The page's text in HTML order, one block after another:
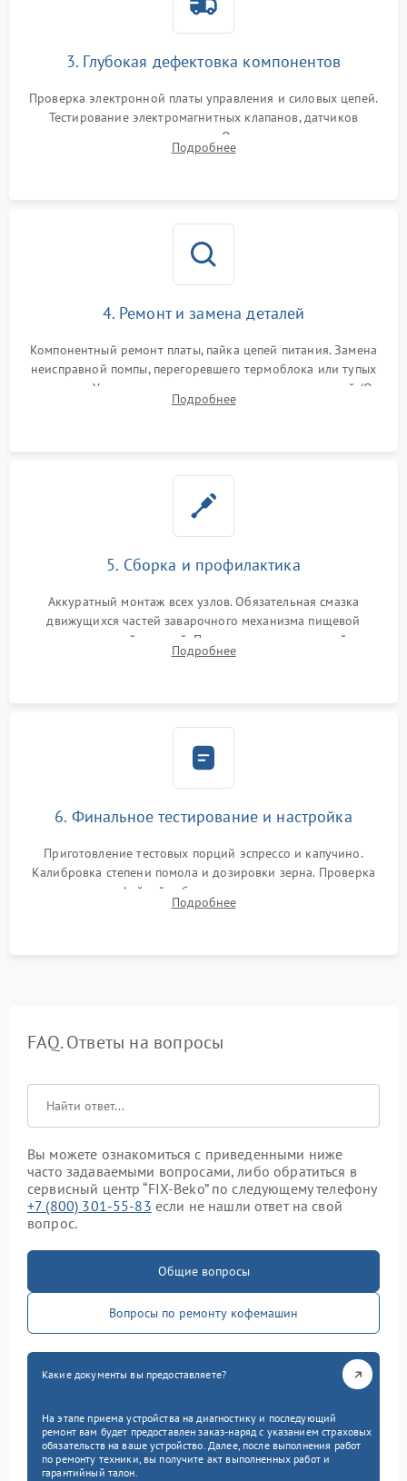
3. Глубокая дефектовка компонентов
Проверка электронной платы управления и силовых цепей.
Тестирование электромагнитных клапанов, датчиков
температуры и расходомера. Оценка степени износа
жерновов кофемолки, уплотнительных колец гидросистемы
Подробнее
4. Ремонт и замена деталей
Компонентный ремонт платы, пайка цепей питания. Замена
неисправной помпы, перегоревшего термоблока или тупых
жерновов. Установка новых силиконовых уплотнителей (O-
ring) и тефлоновых трубок для надежного устранения
Подробнее
5. Сборка и профилактика
Аккуратный монтаж всех узлов. Обязательная смазка
движущихся частей заварочного механизма пищевой
силиконовой смазкой. Проведение программной
декальцинации и очистки системы от кофейных масел.
Подробнее
6. Финальное тестирование и настройка
Приготовление тестовых порций эспрессо и капучино.
Калибровка степени помола и дозировки зерна. Проверка
плотности кофейной таблетки, температуры напитка и
качества молочной пены. Контроль отсутствия посторонних
Подробнее
FAQ. Ответы на вопросы
Вы можете ознакомиться с приведенными ниже
часто задаваемыми вопросами, либо обратиться в
сервисный центр “FIX-Beko” по следующему телефону
+7 (800) 301-55-83 если не нашли ответ на свой
вопрос.
Общие вопросы
Вопросы по ремонту кофемашин
Какие документы вы предоставляете?
На этапе приема устройства на диагностику и последующий
ремонт вам будет предоставлен заказ-наряд с указанием страховых
обязательств на ваше устройство. Далее, после выполнения работ
по ремонту техники, вы получите акт выполненных работ и
гарантийный талон.